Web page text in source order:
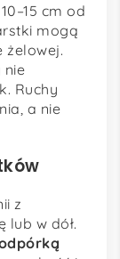
cm od
mogą
żelowej.
nie
Ruchy
a nie
z
lub w dół.